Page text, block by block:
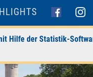
Hilfe der Statistik-